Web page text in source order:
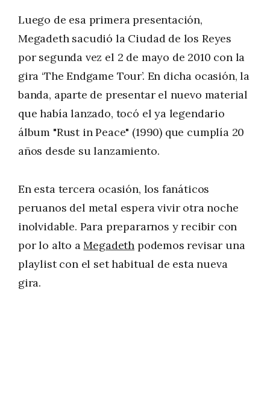
Luego de esa primera presentación,
Megadeth sacudió la Ciudad de los Reyes
por segunda vez el 2 de mayo de 2010 con la
gira ‘The Endgame Tour’. En dicha ocasión, la
banda, aparte de presentar el nuevo material
que había lanzado, tocó el ya legendario
álbum "Rust in Peace" (1990) que cumplía 20
años desde su lanzamiento.
En esta tercera ocasión, los fanáticos
peruanos del metal espera vivir otra noche
inolvidable. Para prepararnos y recibir con
por lo alto a Megadeth podemos revisar una
playlist con el set habitual de esta nueva
gira.